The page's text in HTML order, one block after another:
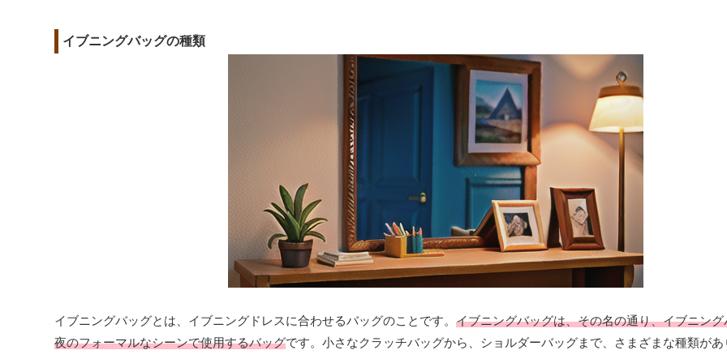
イブニングバッグの種類
イブニングバッグとは、イブニングドレスに合わせるバッグのことです。 イブニングバッグは、その名の通り、イブニン
夜のフォーマルなシーンで使用するバッグです。小さなクラッチバッグから、ショルダーバッグまで、さまざまな種類があ